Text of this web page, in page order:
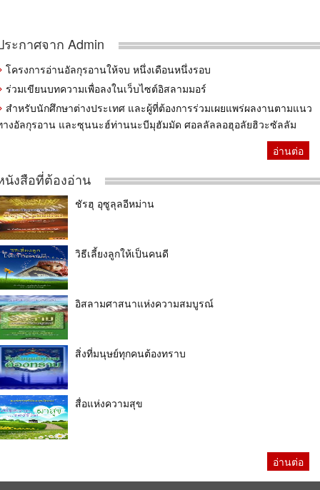
ระกาศจาก Admin
โครงการอ่านอัลกุรอานให้จบ หนึ่งเดือนหนึ่งรอบ
ร่วมเขียนบทความเพื่อลงในเว็บไซต์อิสลามมอร์
สำหรับนักศึกษาต่างประเทศ และผู้ที่ต้องการร่วมเผยแพร่ผลงานตามแนว
างอัลกุรอาน และซุนนะฮ์ท่านนะบีมุฮัมมัด ศอลลัลลอฮุอลัยฮิวะซัลลัม
อ่านต่อ
นังสือที่ต้องอ่าน
ชัรฮุ อุซูลุลอีหม่าน
วิธีเลี้ยงลูกให้เป็นคนดี
อิสลามศาสนาแห่งความสมบูรณ์
สิ่งที่มนุษย์ทุกคนต้องทราบ
สื่อแห่งความสุข
อ่านต่อ